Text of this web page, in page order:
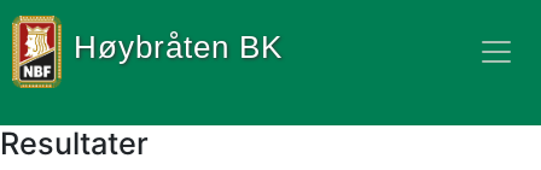
Høybråten BK
Resultater